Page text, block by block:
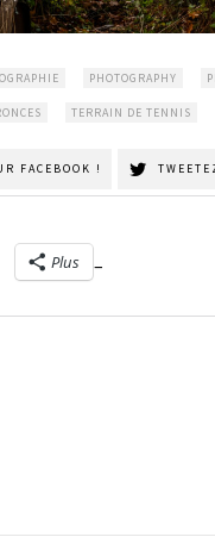
PHOTOGRAPHY
TERRAIN DE TENNIS
FACEBOOK !
Plus